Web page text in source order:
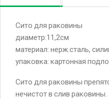
Сито для раковины
диаметр:11,2см
материал: нерж.сталь,
упаковка: картонная
Сито для раковины
нечистот в слив раковины.